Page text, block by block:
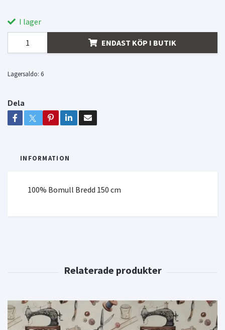
I lager
ENDAST KÖP I BUTIK
Lagersaldo: 6
Dela
INFORMATION
100% Bomull Bredd 150 cm